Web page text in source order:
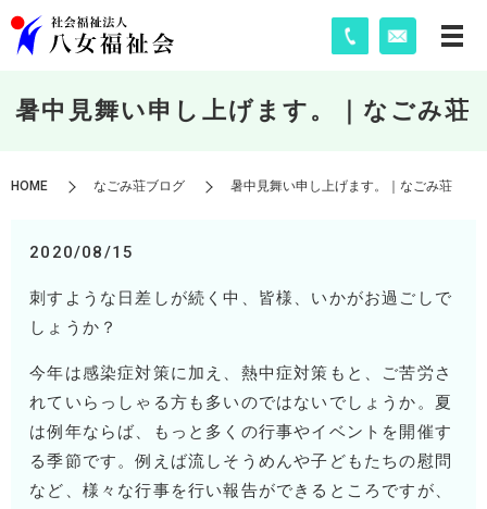
暑中見舞い申し上げます。｜なごみ荘
HOME なごみ荘ブログ 暑中見舞い申し上げます。｜なごみ荘
2020/08/15
刺すような日差しが続く中、皆様、いかがお過ごしで
しょうか？
今年は感染症対策に加え、熱中症対策もと、ご苦労さ
れていらっしゃる方も多いのではないでしょうか。夏
は例年ならば、もっと多くの行事やイベントを開催す
る季節です。例えば流しそうめんや子どもたちの慰問
など、様々な行事を行い報告ができるところですが、